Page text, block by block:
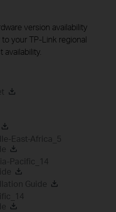
version availability
your TP-Link regional
East-Africa_5
Pacific_14
Guide